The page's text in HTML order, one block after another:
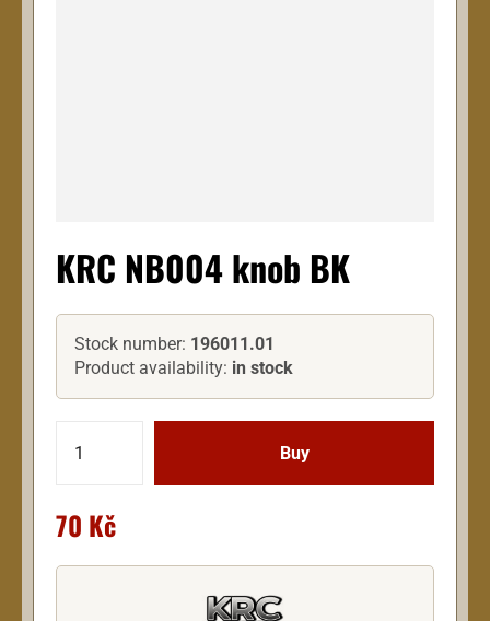
KRC NB004 knob BK
Stock number: 196011.01
Product availability: in stock
70 Kč